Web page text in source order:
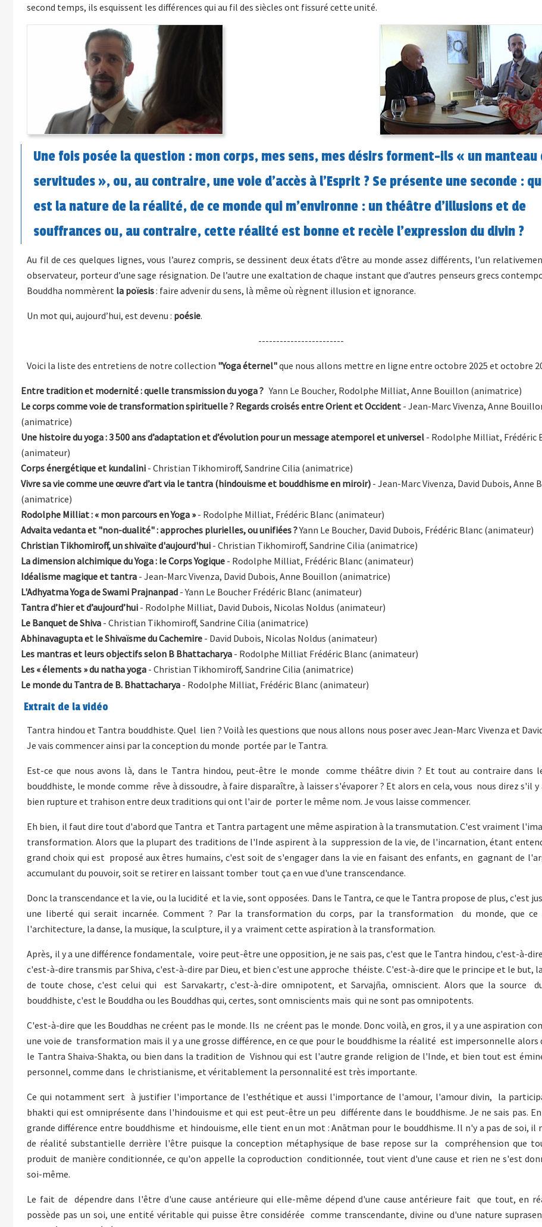
second temps, ils esquissent les différences qui au fil des siècles ont fissuré cette unité.
Une fois posée la question : mon corps, mes sens, mes désirs forment-ils « un manteau
servitudes », ou, au contraire, une voie d’accès à l’Esprit ? Se présente une seconde :
est la nature de la réalité, de ce monde qui m’environne : un théâtre d’illusions et de
souffrances ou, au contraire, cette réalité est bonne et recèle l’expression du divin ?
Au fil de ces quelques lignes, vous l’aurez compris, se dessinent deux états d’être au monde assez différents, l’un
observateur, porteur d’une sage résignation. De l’autre une exaltation de chaque instant que d’autres penseurs grecs
Bouddha nommèrent la poïesis: faire advenir du sens, là même où règnent illusion et ignorance.
Un mot qui, aujourd’hui, est devenu : poésie.
------------------------
Voici la liste des entretiens de notre collection "Yoga éternel"que nous allons mettre en ligne entre octobre 2025 et octobre
Entre tradition et modernité : quelle transmission du yoga ? Yann Le Boucher, Rodolphe Milliat, Anne Bouillon (animatrice)
Le corps comme voie de transformation spirituelle ? Regards croisés entre Orient et Occident - Jean-Marc Vivenza, Anne
(animatrice)
Une histoire du yoga : 3 500 ans d’adaptation et d’évolution pour un message atemporel et universel - Rodolphe Milliat, Frédéric
(animateur)
Corps énergétique et kundalini - Christian Tikhomiroff, Sandrine Cilia (animatrice)
Vivre sa vie comme une œuvre d’art via le tantra (hindouisme et bouddhisme en miroir) - Jean-Marc Vivenza, David Dubois, Anne
(animatrice)
Rodolphe Milliat : « mon parcours en Yoga »- Rodolphe Milliat, Frédéric Blanc (animateur)
Advaita vedanta et "non-dualité" : approches plurielles, ou unifiées ?Yann Le Boucher, David Dubois, Frédéric Blanc (animateur)
Christian Tikhomiroff, un shivaïte d'aujourd'hui - Christian Tikhomiroff, Sandrine Cilia (animatrice)
La dimension alchimique du Yoga : le Corps Yogique - Rodolphe Milliat, Frédéric Blanc (animateur)
Idéalisme magique et tantra - Jean-Marc Vivenza, David Dubois, Anne Bouillon (animatrice)
L'Adhyatma Yoga de Swami Prajnanpad - Yann Le Boucher Frédéric Blanc (animateur)
Tantra d’hier et d’aujourd’hui - Rodolphe Milliat, David Dubois, Nicolas Noldus (animateur)
Le Banquet de Shiva - Christian Tikhomiroff, Sandrine Cilia (animatrice)
Abhinavagupta et le Shivaïsme du Cachemire - David Dubois, Nicolas Noldus (animateur)
Les mantras et leurs objectifs selon B Bhattacharya - Rodolphe Milliat Frédéric Blanc (animateur)
Les « élements » du natha yoga - Christian Tikhomiroff, Sandrine Cilia (animatrice)
Le monde du Tantra de B. Bhattacharya - Rodolphe Milliat, Frédéric Blanc (animateur)
Extrait de la vidéo
Tantra hindou et Tantra bouddhiste. Quel lien ? Voilà les questions que nous allons nous poser avec Jean-Marc Vivenza et
Je vais commencer ainsi par la conception du monde portée par le Tantra.
Est-ce que nous avons là, dans le Tantra hindou, peut-être le monde comme théâtre divin ? Et tout au contraire dans
bouddhiste, le monde comme rêve à dissoudre, à faire disparaître, à laisser s'évaporer ? Et alors en cela, vous nous direz s'il y
bien rupture et trahison entre deux traditions qui ont l'air de porter le même nom. Je vous laisse commencer.
Eh bien, il faut dire tout d'abord que Tantra et Tantra partagent une même aspiration à la transmutation. C'est vraiment
transformation. Alors que la plupart des traditions de l'Inde aspirent à la suppression de la vie, de l'incarnation, étant
grand choix qui est proposé aux êtres humains, c'est soit de s'engager dans la vie en faisant des enfants, en gagnant de
accumulant du pouvoir, soit se retirer en laissant tomber tout ça en vue d'une transcendance.
Donc la transcendance et la vie, ou la lucidité et la vie, sont opposées. Dans le Tantra, ce que le Tantra propose de plus, c'est
une liberté qui serait incarnée. Comment ? Par la transformation du corps, par la transformation du monde, que
l'architecture, la danse, la musique, la sculpture, il y a vraiment cette aspiration à la transformation.
Après, il y a une différence fondamentale, voire peut-être une opposition, je ne sais pas, c'est que le Tantra hindou, c'est-à-
c'est-à-dire transmis par Shiva, c'est-à-dire par Dieu, et bien c'est une approche théiste. C'est-à-dire que le principe et le but,
de toute chose, c'est celui qui est Sarvakartṛ, c'est-à-dire omnipotent, et Sarvajña, omniscient. Alors que la source
bouddhiste, c'est le Bouddha ou les Bouddhas qui, certes, sont omniscients mais qui ne sont pas omnipotents.
C'est-à-dire que les Bouddhas ne créent pas le monde. Ils ne créent pas le monde. Donc voilà, en gros, il y a une aspiration
une voie de transformation mais il y a une grosse différence, en ce que pour le bouddhisme la réalité est impersonnelle alors
le Tantra Shaiva-Shakta, ou bien dans la tradition de Vishnou qui est l'autre grande religion de l'Inde, et bien tout est
personnel, comme dans le christianisme, et véritablement la personnalité est très importante.
Ce qui notamment sert à justifier l'importance de l'esthétique et aussi l'importance de l'amour, l'amour divin, la
bhakti qui est omniprésente dans l'hindouisme et qui est peut-être un peu différente dans le bouddhisme. Je ne sais pas.
grande différence entre bouddhisme et hindouisme, elle tient en un mot : Anātman pour le bouddhisme. Il n'y a pas de soi, il
de réalité substantielle derrière l'être puisque la conception métaphysique de base repose sur la compréhension que
produit de manière conditionnée, ce qu'on appelle la coproduction conditionnée, tout vient d'une cause et rien ne s'est
soi-même.
Le fait de dépendre dans l'être d'une cause antérieure qui elle-même dépend d'une cause antérieure fait que tout, en
possède pas un soi, une entité véritable qui puisse être considérée comme transcendante, divine ou d'une nature